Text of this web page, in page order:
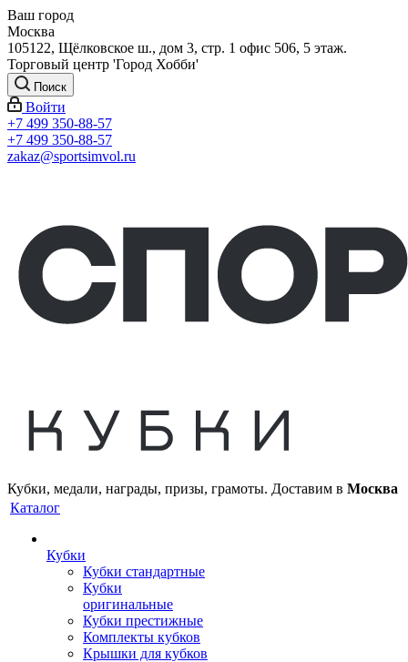
Ваш город
Москва
105122, Щёлковское ш., дом 3, стр. 1 офис 506, 5 этаж.
Торговый центр 'Город Хобби'
Поиск
Войти
+7 499 350-88-57
+7 499 350-88-57
zakaz@sportsimvol.ru
Кубки, медали, награды, призы, грамоты. Доставим в Москва
Каталог
Кубки
Кубки стандартные
Кубки
оригинальные
Кубки престижные
Комплекты кубков
Крышки для кубков